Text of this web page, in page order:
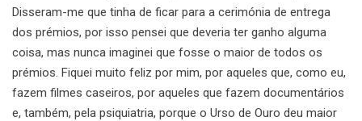
Disseram-me que tinha de ficar para a cerimónia de entrega
dos prémios, por isso pensei que deveria ter ganho alguma
coisa, mas nunca imaginei que fosse o maior de todos os
prémios. Fiquei muito feliz por mim, por aqueles que, como eu,
fazem filmes caseiros, por aqueles que fazem documentários
e, também, pela psiquiatria, porque o Urso de Ouro deu maior